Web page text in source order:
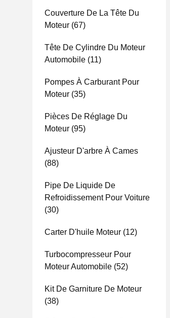
Couverture De La Tête Du
Moteur (67)
Tête De Cylindre Du Moteur
Automobile (11)
Pompes À Carburant Pour
Moteur (35)
Pièces De Réglage Du
Moteur (95)
Ajusteur D'arbre À Cames
(88)
Pipe De Liquide De
Refroidissement Pour Voiture
(30)
Carter D'huile Moteur (12)
Turbocompresseur Pour
Moteur Automobile (52)
Kit De Garniture De Moteur
(38)